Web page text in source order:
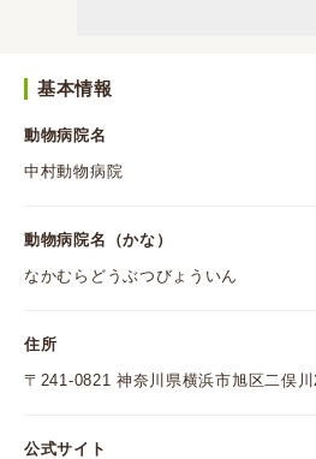
基本情報
動物病院名
中村動物病院
動物病院名（かな）
なかむらどうぶつびょういん
住所
〒241-0821 神奈川県横浜市旭区二俣
公式サイト